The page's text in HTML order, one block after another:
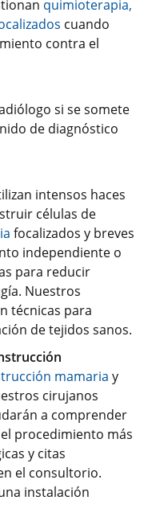
quimioterapia,
cuando
contra el
si se somete
de diagnóstico
intensos haces
células de
focalizados y breves
independiente o
para reducir
Nuestros
técnicas para
de tejidos sanos.
mamaria y
cirujanos
a comprender
procedimiento más
y citas
el consultorio.
instalación